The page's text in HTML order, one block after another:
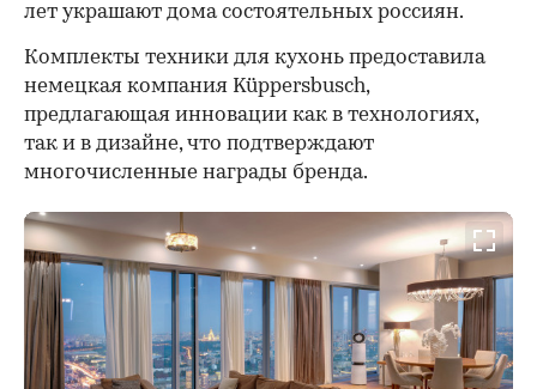
лет украшают дома состоятельных россиян.
Комплекты техники для кухонь предоставила
немецкая компания Küppersbusch,
предлагающая инновации как в технологиях,
так и в дизайне, что подтверждают
многочисленные награды бренда.